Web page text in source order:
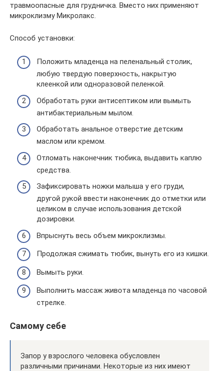
травмоопасные для грудничка. Вместо них применяют
микроклизму Микролакс.
Способ установки:
Положить младенца на пеленальный столик,
любую твердую поверхность, накрытую
клеенкой или одноразовой пеленкой.
Обработать руки антисептиком или вымыть
антибактериальным мылом.
Обработать анальное отверстие детским
маслом или кремом.
Отломать наконечник тюбика, выдавить каплю
средства.
Зафиксировать ножки малыша у его груди,
другой рукой ввести наконечник до отметки или
целиком в случае использования детской
дозировки.
Впрыснуть весь объем микроклизмы.
Продолжая сжимать тюбик, вынуть его из кишки.
Вымыть руки.
Выполнить массаж живота младенца по часовой
стрелке.
Самому себе
Запор у взрослого человека обусловлен
различными причинами. Некоторые из них имеют